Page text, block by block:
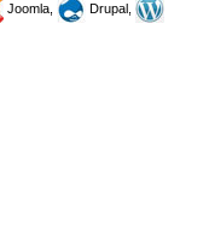
Joomla,
Drupal,